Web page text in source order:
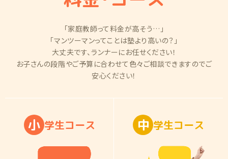
「家庭教師って料金が高そう…」
「マンツーマンってことは塾より高いの？」
大丈夫です、ランナーにお任せください！
お子さんの段階やご予算に合わせて色々ご相談できますのでご
安心ください！
小 学生コース 中 学生コース